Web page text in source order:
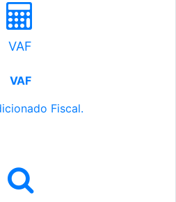
VAF
VAF
Fiscal.